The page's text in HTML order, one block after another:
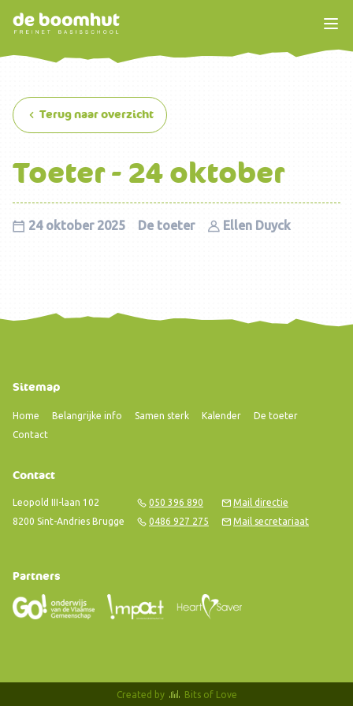
Terug naar overzicht
Toeter - 24 oktober
24 oktober 2025 De toeter Ellen Duyck
Sitemap
Home Belangrijke info Samen sterk Kalender
De toeter
Contact
Contact
Leopold III-laan 102
8200 Sint-Andries Brugge
050 396 890
0486 927 275
Mail directie
Mail secretariaat
Partners
Created by Bits of Love